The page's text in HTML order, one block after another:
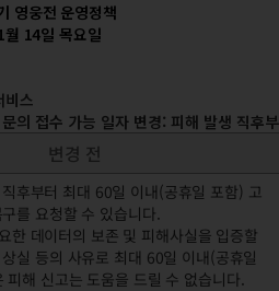
영웅전 운영정책
14일 목요일
스
의 접수 가능 일자 변경: 피해 발생 직
변경 전
후부터 최대 60일 이내(공휴일 포함) 고
를 요청할 수 있습니다.
한 데이터의 보존 및 피해사실을 입증할
실 등의 사유로 최대 60일 이내(공휴일
피해 신고는 도움을 드릴 수 없습니다.